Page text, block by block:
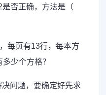
否正确，方法是（
每页有13行，每本方
少个方格？
问题，要确定好先求